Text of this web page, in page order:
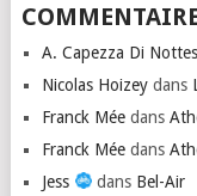
A. Capezza Di
Nicolas Hoizeydans
Franck Méedans
Franck Méedans
Jess
dans Bel-Air